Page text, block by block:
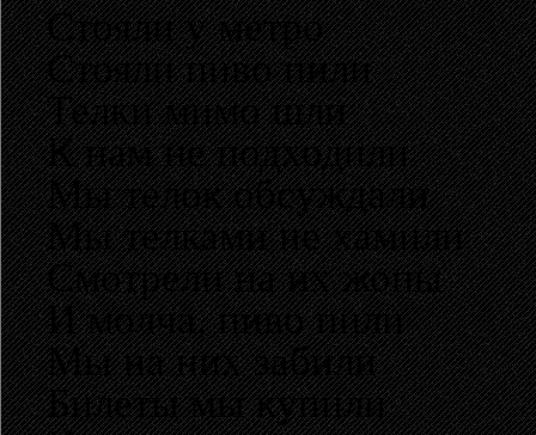
Стояли у метро
Стояли пиво пили
Телки мимо шли
К нам не подходили
Мы телок обсуждали
Мы телками не хамили
Смотрели на их жопы
И молча, пиво пили
Мы на них забили
Билеты мы купили